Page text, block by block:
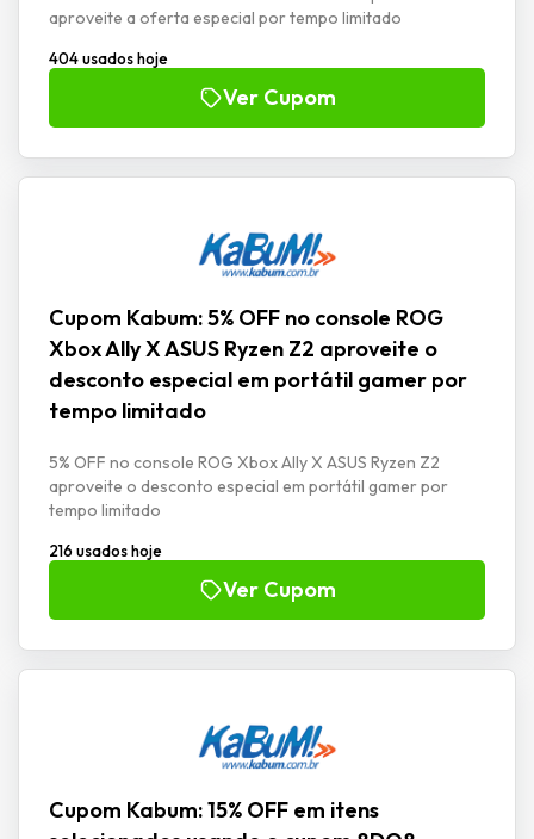
aproveite a oferta especial por tempo limitado
404 usados hoje
Ver Cupom
Cupom Kabum: 5% OFF no console ROG
Xbox Ally X ASUS Ryzen Z2 aproveite o
desconto especial em portátil gamer por
tempo limitado
5% OFF no console ROG Xbox Ally X ASUS Ryzen Z2
aproveite o desconto especial em portátil gamer por
tempo limitado
216 usados hoje
Ver Cupom
Cupom Kabum: 15% OFF em itens